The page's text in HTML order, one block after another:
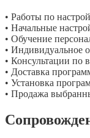
• Работы по
• Начальные
• Обучение
• Индивидуальное
• Консультации по
• Доставка
• Установка
• Продажа